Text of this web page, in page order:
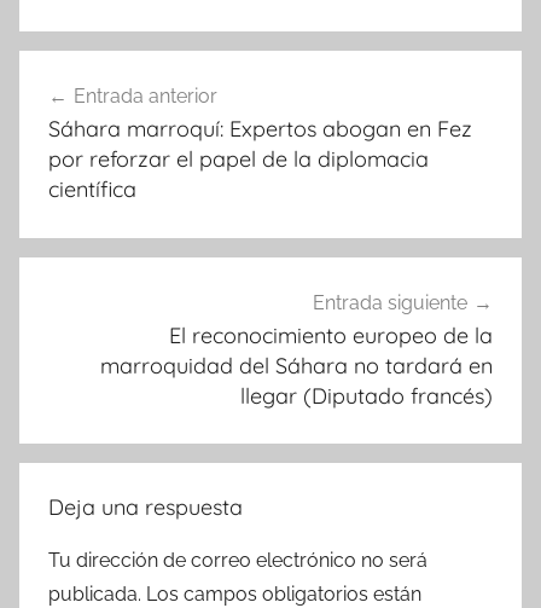
de
entradas
Entrada anterior
Sáhara marroquí: Expertos abogan en Fez
por reforzar el papel de la diplomacia
científica
Entrada siguiente
El reconocimiento europeo de la
marroquidad del Sáhara no tardará en
llegar (Diputado francés)
Deja una respuesta
Tu dirección de correo electrónico no será
publicada. Los campos obligatorios están